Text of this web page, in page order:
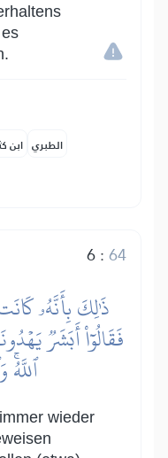
ابن الطبري
6:64
ذَٰلِكَ بِأَنَّهُۥ
فَقَالُوٓاْ أَبَشَرٞ
wieder